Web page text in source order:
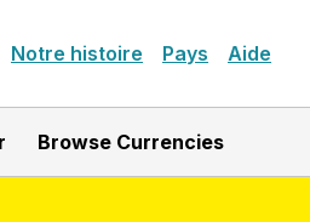
Notre histoire Pays Aide
Browse Currencies